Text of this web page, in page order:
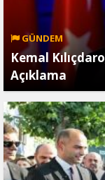
GÜNDEM
Kemal
Açıklama